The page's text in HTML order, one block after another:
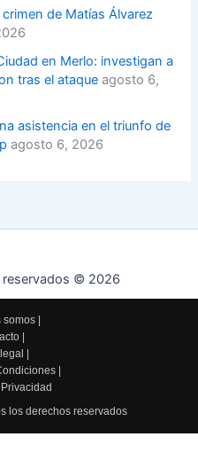
de Matías Álvarez
en Merlo: investigan a
tras el ataque agosto 6,
asistencia en el triunfo de
agosto 6, 2026
© 2026
somos|
|
los derechos reservados